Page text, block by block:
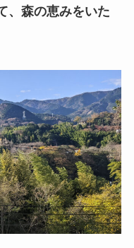
、森の恵みをいた